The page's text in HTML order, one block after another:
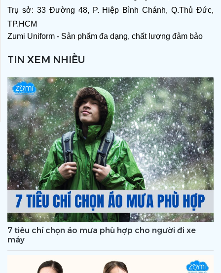
TIN XEM NHIỀU
7 tiêu chí chọn áo mưa phù hợp cho người đi xe
máy
Trụ sở: 33 Đường 48, P. Hiệp Bình Chánh, Q.Thủ Đức,
TP.HCM
Zumi Uniform - Sản phẩm đa dạng, chất lượng đảm bảo